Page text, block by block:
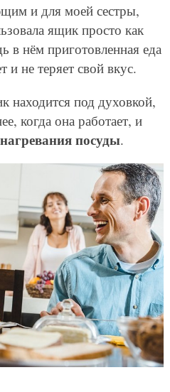
и для моей сестры,
ящик просто как
в нём приготовленная еда
и не теряет свой вкус.
находится под духовкой,
когда она работает, и
посуды.